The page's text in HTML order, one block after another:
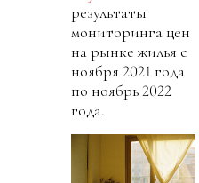
результаты
мониторинга цен
на рынке жилья с
ноября 2021 года
по ноябрь 2022
года.